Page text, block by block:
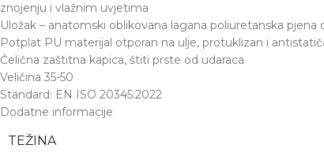
znojenju i vlažnim uvjetima
Uložak – anatomski oblikovana lagana poliuretanska
Potplat PU materijal otporan na ulje, protuklizan i
Čelična zaštitna kapica, štiti prste od udaraca
Veličina 35-50
Standard: EN ISO 20345:2022
Dodatne informacije
TEŽINA